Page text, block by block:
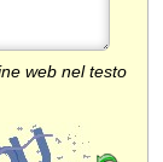
web nel testo